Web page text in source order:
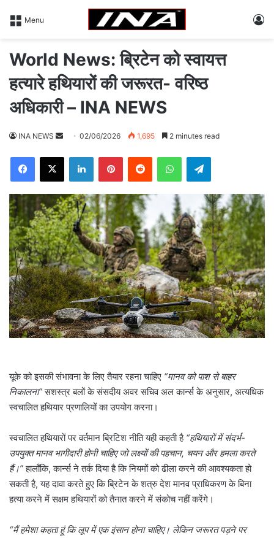
Menu
World News: ब्रिटेन को स्वायत्त
हत्यारे हथियारों की जरूरत- वरिष्ठ
अधिकारी – INA NEWS
INA NEWS
d
a
n
e
m
a
i
l
02/06/2026 1,695 2 minutes read
यूके को इसकी संभावना के लिए तैयार रहना चाहिए “मानव को पाश से बाहर
निकालना”सशस्त्र बलों के संसदीय अवर सचिव अल कार्न्स के अनुसार, अत्यधिक
स्वचालित हथियार प्रणालियों का उपयोग करना।
स्वचालित हथियारों पर वर्तमान ब्रिटिश नीति यही कहती है “हथियारों में संदर्भ-
उपयुक्त मानव भागीदारी होनी चाहिए जो लक्ष्यों की पहचान, चयन और हमला करते
हैं।”हालाँकि, कार्न्स ने तर्क दिया है कि नियमों को ढीला करने की आवश्यकता हो
सकती है, यह दावा करते हुए कि ब्रिटेन के शत्रु देश मानव प्राधिकरण के बिना
हत्या करने में सक्षम हथियारों को तैनात करने में संकोच नहीं करेंगे।
“मैं हमेशा कहता हूं कि लूप में एक इंसान होना चाहिए। लेकिन जरूरत पड़ने पर